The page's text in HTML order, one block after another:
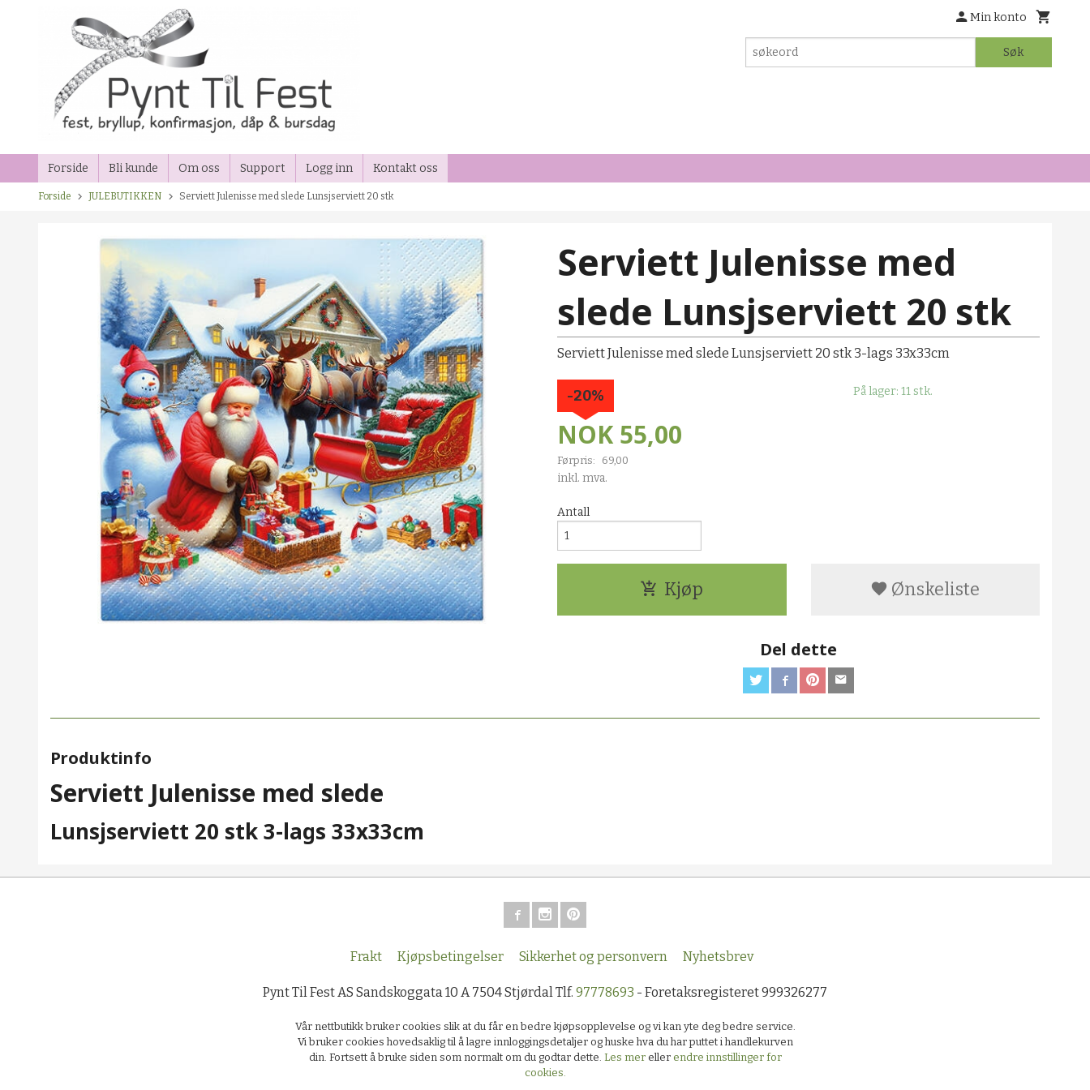
Min konto
Søk
Forside Bli kunde Om oss Support Logg inn Kontakt oss
Forside JULEBUTIKKEN Serviett Julenisse med slede Lunsjserviett 20 stk
Serviett Julenisse med
slede Lunsjserviett 20 stk
Serviett Julenisse med slede Lunsjserviett 20 stk 3-lags 33x33cm
NOK 55,00
Førpris: 69,00
Rabatt
-20%
inkl. mva.
På lager: 11 stk.
Antall
Kjøp Ønskeliste
Del dette
Produktinfo
Serviett Julenisse med slede
Lunsjserviett 20 stk 3-lags 33x33cm
Frakt Kjøpsbetingelser Sikkerhet og personvern Nyhetsbrev
Pynt Til Fest AS Sandskoggata 10 A 7504 Stjørdal Tlf. 97778693 - Foretaksregisteret 999326277
Vår nettbutikk bruker cookies slik at du får en bedre kjøpsopplevelse og vi kan yte deg bedre service.
Vi bruker cookies hovedsaklig til å lagre innloggingsdetaljer og huske hva du har puttet i handlekurven
din. Fortsett å bruke siden som normalt om du godtar dette. Les mer eller endre innstillinger for
cookies.